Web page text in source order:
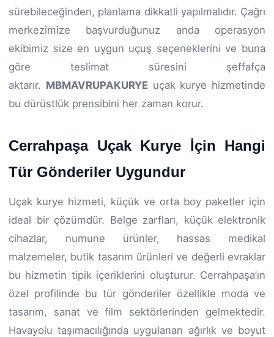
sürebileceğinden, planlama dikkatli yapılmalıdır. Çağrı
merkezimize başvurduğunuz anda operasyon
ekibimiz size en uygun uçuş seçeneklerini ve buna
göre teslimat süresini şeffafça
aktarır. MBMAVRUPAKURYEuçak kurye hizmetinde
bu dürüstlük prensibini her zaman korur.
Cerrahpaşa Uçak Kurye İçin Hangi
Tür Gönderiler Uygundur
Uçak kurye hizmeti, küçük ve orta boy paketler için
ideal bir çözümdür. Belge zarfları, küçük elektronik
cihazlar, numune ürünler, hassas medikal
malzemeler, butik tasarım ürünleri ve değerli evraklar
bu hizmetin tipik içeriklerini oluşturur. Cerrahpaşa’ın
özel profilinde bu tür gönderiler özellikle moda ve
tasarım, sanat ve film sektörlerinden gelmektedir.
Havayolu taşımacılığında uygulanan ağırlık ve boyut